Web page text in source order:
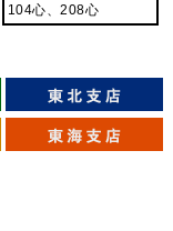
104心、208心